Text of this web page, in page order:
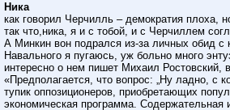
Ника
как говорил Черчилль – демократия плоха,
так что,ника, я и с тобой, и с Черчиллем
А Минкин вон подрался из-за личных обид с
Навального я пугаюсь, уж больно много
интересно о нем пишет Михаил Ростовский,
«Предполагается, что вопрос: „Ну ладно, с
тупик оппозиционеров, приобретающих
экономическая программа. Содержательная